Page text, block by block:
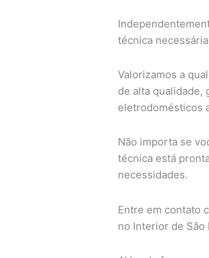
técnica
Valorizamos a
de alta qualidade,
eletrodomésticos
Não importa se
técnica está
necessidades.
Entre em contato
no Interior de São